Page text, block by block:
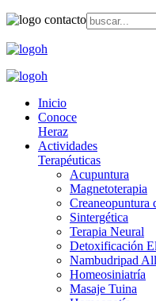
Inicio
Conoce
Heraz
Actividades
Terapéuticas
Acupuntura
Magnetoterapia
Creaneopuntura
Sintergética
Terapia Neural
Detoxificación
Nambudripad
Homeosiniatría
Masaje Tuina